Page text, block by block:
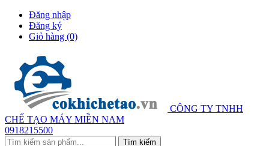
Đăng nhập
Đăng ký
Giỏ hàng (0)
CÔNG TY TNHH
CHẾ TẠO MÁY MIỀN NAM
0918215500